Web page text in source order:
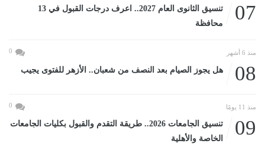
07
تنسيق الثانوى العام 2027.. اعرف درجات القبول في 13
محافظة
منذ 6 أشهر 0
08 هل يجوز الصيام بعد النصف من شعبان.. الأزهر للفتوى يجيب
منذ 11 يومًا 0
09
تنسيق الجامعات 2026.. طريقة التقدم والقبول بكليات الجامعات
الخاصة والأهلية